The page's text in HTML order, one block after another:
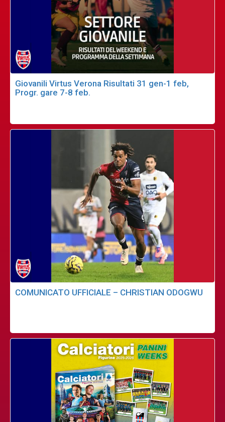
Giovanili Virtus Verona Risultati 31 gen-1 feb,
Progr. gare 7-8 feb.
COMUNICATO UFFICIALE – CHRISTIAN ODOGWU